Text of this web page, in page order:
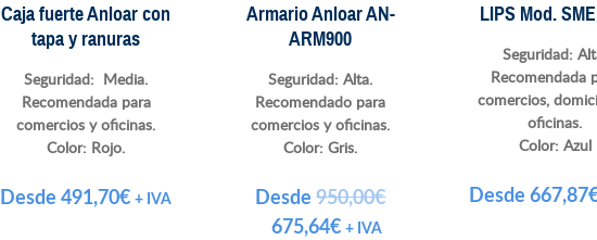
Caja fuerte Anloar con
tapa y ranuras
Seguridad: Media.
Recomendada para
comercios y oficinas.
Color: Rojo.
Desde491,70€ + IVA
Armario Anloar AN-
ARM900
Seguridad: Alta.
Recomendado para
comercios y oficinas.
Color: Gris.
Desde950,00€
El675,64€El+ IVA
LIPS Mod.
Seguridad:
Recomendada
comercios,
oficinas.
Color: Azul
Desde667,87